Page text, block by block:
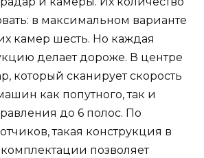
в максимальном варианте
камер шесть. Но каждая
делает дороже. В центре
который сканирует скорость
как попутного, так и
до 6 полос. По
такая конструкция в
позволяет